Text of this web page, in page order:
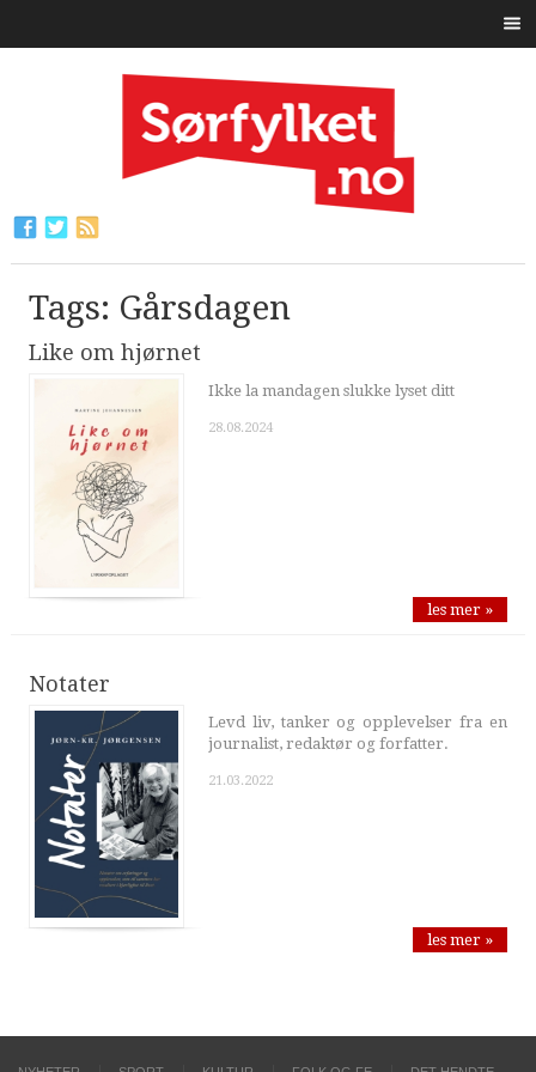
Tags: Gårsdagen
Like om hjørnet
Ikke la mandagen slukke lyset ditt
28.08.2024
les mer »
Notater
Levd liv, tanker og opplevelser fra en
journalist, redaktør og forfatter.
21.03.2022
les mer »